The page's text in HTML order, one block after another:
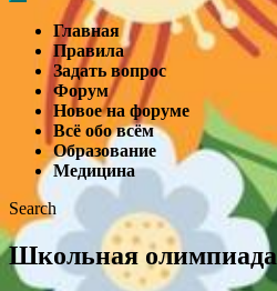
Главная
Правила
Задать вопрос
Форум
Новое на форуме
Всё обо всём
Образование
Медицина
Search
Школьная олимпиада